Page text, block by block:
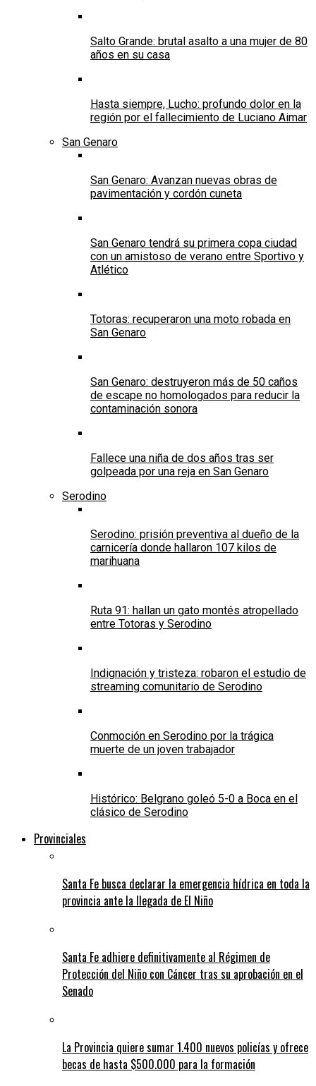
Salto Grande: brutal asalto a una mujer de 80
años en su casa
Hasta siempre, Lucho: profundo dolor en la
región por el fallecimiento de Luciano Aimar
San Genaro
San Genaro: Avanzan nuevas obras de
pavimentación y cordón cuneta
San Genaro tendrá su primera copa ciudad
con un amistoso de verano entre Sportivo y
Atlético
Totoras: recuperaron una moto robada en
San Genaro
San Genaro: destruyeron más de 50 caños
de escape no homologados para reducir la
contaminación sonora
Fallece una niña de dos años tras ser
golpeada por una reja en San Genaro
Serodino
Serodino: prisión preventiva al dueño de la
carnicería donde hallaron 107 kilos de
marihuana
Ruta 91: hallan un gato montés atropellado
entre Totoras y Serodino
Indignación y tristeza: robaron el estudio de
streaming comunitario de Serodino
Conmoción en Serodino por la trágica
muerte de un joven trabajador
Histórico: Belgrano goleó 5-0 a Boca en el
clásico de Serodino
Provinciales
Santa Fe busca declarar la emergencia hídrica en toda la
provincia ante la llegada de El Niño
Santa Fe adhiere definitivamente al Régimen de
Protección del Niño con Cáncer tras su aprobación en el
Senado
La Provincia quiere sumar 1.400 nuevos policías y ofrece
becas de hasta $500.000 para la formación